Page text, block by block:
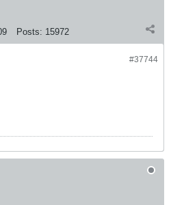
Posts: 15972
#37744